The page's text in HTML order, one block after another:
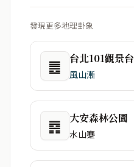
發現更多地理卦象
䷌ 台北101觀景台
風山漸
䷴ 大安森林公園
水山蹇